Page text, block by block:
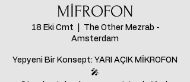
MİFROFON
18 Eki Cmt
The Other Mezrab -
Amsterdam
Yepyeni Bir Konsept: YARI AÇIK MİKROFON
🎤